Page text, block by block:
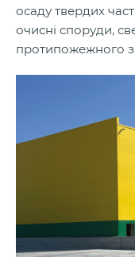
осаду твердих
очисні споруди,
протипожежного